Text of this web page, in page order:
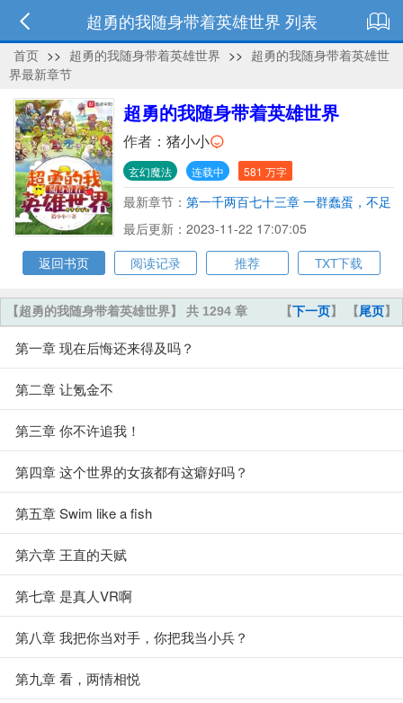
超勇的我随身带着英雄世界 列表
首页 >> 超勇的我随身带着英雄世界 >> 超勇的我随身带着英雄世
界最新章节
超勇的我随身带着英雄世界
作者： 猪小小
玄幻魔法 连载中 581 万字
最新章节： 第一千两百七十三章 一群蠢蛋，不足
为患
最后更新：2023-11-22 17:07:05
返回书页
阅读记录 推荐 TXT下载
【下一页】 【尾页】
【超勇的我随身带着英雄世界】 共 1294 章
第一章 现在后悔还来得及吗？
第二章 让氪金不
第三章 你不许追我！
第四章 这个世界的女孩都有这癖好吗？
第五章 Swim like a fish
第六章 王直的天赋
第七章 是真人VR啊
第八章 我把你当对手，你把我当小兵？
第九章 看，两情相悦